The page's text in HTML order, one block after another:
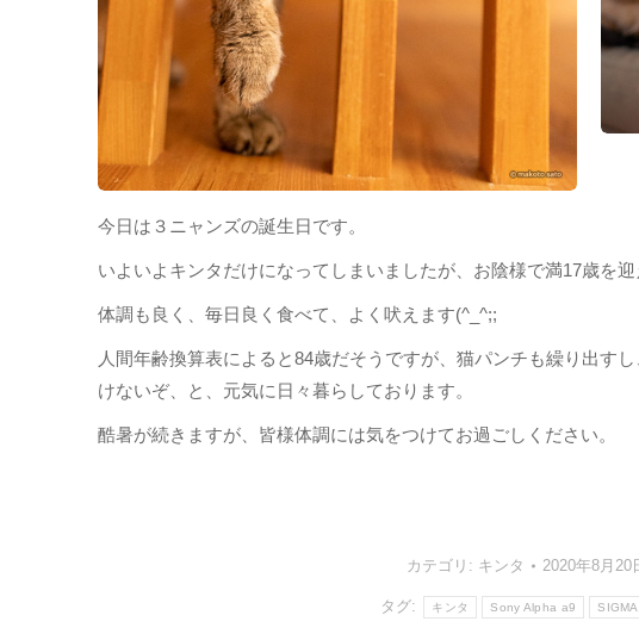
今日は３ニャンズの誕生日です。
いよいよキンタだけになってしまいましたが、お陰様で満17歳を迎
体調も良く、毎日良く食べて、よく吠えます(^_^;;
人間年齢換算表によると84歳だそうですが、猫パンチも繰り出す
けないぞ、と、元気に日々暮らしております。
酷暑が続きますが、皆様体調には気をつけてお過ごしください。
カテゴリ: キンタ 2020年8月20
タグ: キンタ Sony Alpha a9